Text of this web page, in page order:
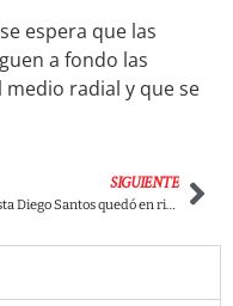
espera que las
a fondo las
radial y que se
SIGUIENTE
Uribista Diego Santos quedó en ridículo tras comparar al Presidente Petro con Hitler